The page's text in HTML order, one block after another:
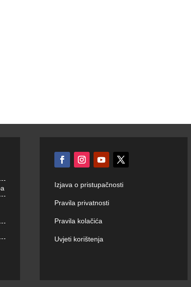
Izjava o pristupačnosti
Pravila privatnosti
Pravila kolačića
Uvjeti korištenja